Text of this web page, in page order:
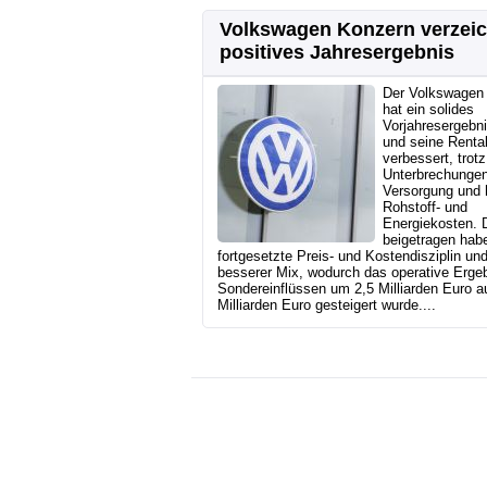
Volkswagen Konzern
positives Jahresergebnis
Der
hat ein solides
und seine
verbessert, trotz
Versorgung und
Rohstoff- und
Energiekosten.
beigetragen
fortgesetzte Preis- und Kostendisziplin
besserer Mix, wodurch das operative
Sondereinflüssen um 2,5 Milliarden Euro
Milliarden Euro gesteigert wurde....